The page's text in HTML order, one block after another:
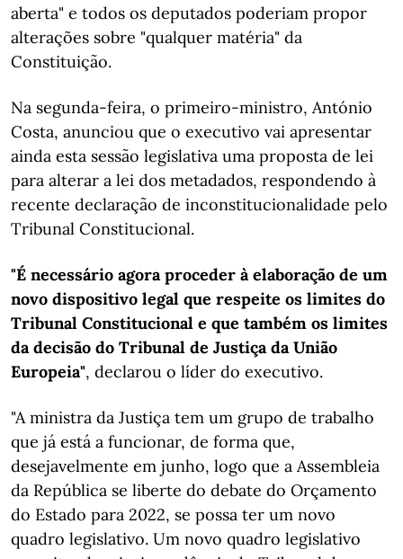
aberta" e todos os deputados poderiam propor
alterações sobre "qualquer matéria" da
Constituição.
Na segunda-feira, o primeiro-ministro, António
Costa, anunciou que o executivo vai apresentar
ainda esta sessão legislativa uma proposta de lei
para alterar a lei dos metadados, respondendo à
recente declaração de inconstitucionalidade pelo
Tribunal Constitucional.
"É necessário agora proceder à elaboração de um
novo dispositivo legal que respeite os limites do
Tribunal Constitucional e que também os limites
da decisão do Tribunal de Justiça da União
Europeia", declarou o líder do executivo.
"A ministra da Justiça tem um grupo de trabalho
que já está a funcionar, de forma que,
desejavelmente em junho, logo que a Assembleia
da República se liberte do debate do Orçamento
do Estado para 2022, se possa ter um novo
quadro legislativo. Um novo quadro legislativo